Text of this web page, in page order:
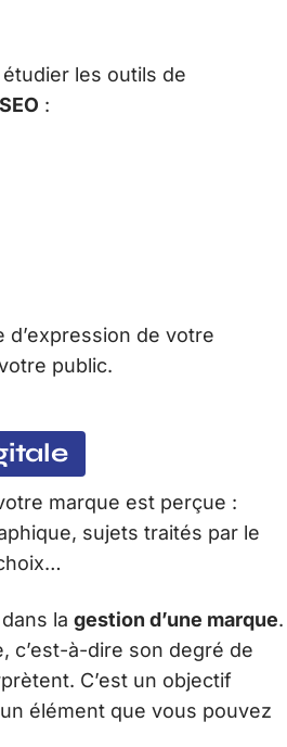
les outils de
:
de votre
public.
marque est perçue :
sujets traités par le
la gestion d’une marque.
c’est-à-dire son degré de
C’est un objectif
élément que vous pouvez